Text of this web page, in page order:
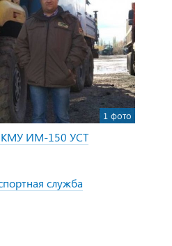
1 фото
КМУ ИМ-150 УСТ
служба